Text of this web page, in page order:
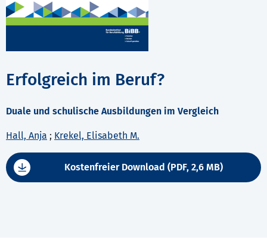
Erfolgreich im Beruf?
Duale und schulische Ausbildungen im Vergleich
Hall, Anja ; Krekel, Elisabeth M.
Kostenfreier Download (PDF, 2,6 MB)